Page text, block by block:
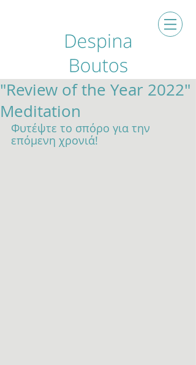
"Review of the Year 2022"
Meditation
Φυτέψτε το σπόρο για την
επόμενη χρονιά!